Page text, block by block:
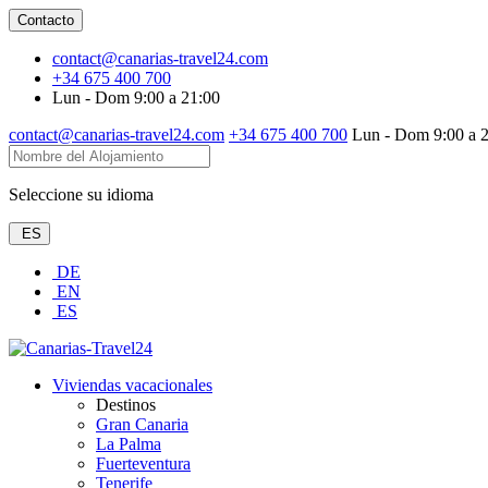
Contacto
contact@canarias-travel24.com
+34 675 400 700
Lun - Dom 9:00 a 21:00
contact@canarias-travel24.com +34 675 400 700 Lun - Dom 9:00 a
Seleccione su idioma
ES
DE
EN
ES
Viviendas vacacionales
Destinos
Gran Canaria
La Palma
Fuerteventura
Tenerife